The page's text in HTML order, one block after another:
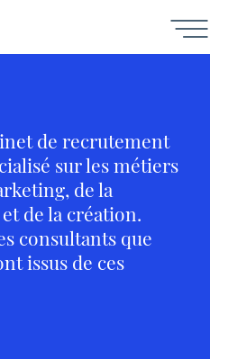
de recrutement
sur les métiers
de la
de la création.
consultants que
issus de ces